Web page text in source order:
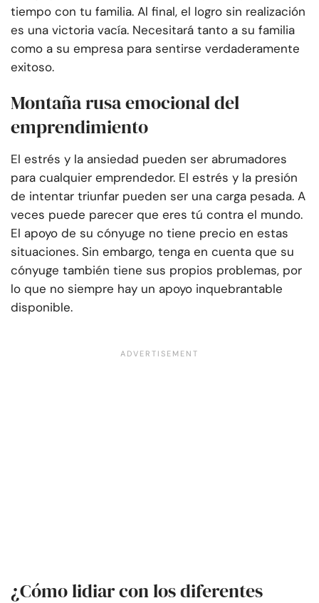
tiempo con tu familia. Al final, el logro sin realización
es una victoria vacía. Necesitará tanto a su familia
como a su empresa para sentirse verdaderamente
exitoso.
Montaña rusa emocional del
emprendimiento
El estrés y la ansiedad pueden ser abrumadores
para cualquier emprendedor. El estrés y la presión
de intentar triunfar pueden ser una carga pesada. A
veces puede parecer que eres tú contra el mundo.
El apoyo de su cónyuge no tiene precio en estas
situaciones. Sin embargo, tenga en cuenta que su
cónyuge también tiene sus propios problemas, por
lo que no siempre hay un apoyo inquebrantable
disponible.
¿Cómo lidiar con los diferentes